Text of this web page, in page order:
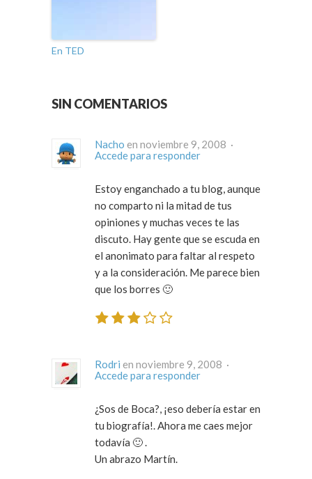
En TED
SIN COMENTARIOS
Nacho
en noviembre 9, 2008 ·
Accede para responder
Estoy enganchado a tu blog, aunque
no comparto ni la mitad de tus
opiniones y muchas veces te las
discuto. Hay gente que se escuda en
el anonimato para faltar al respeto
y a la consideración. Me parece bien
que los borres 🙂
Rodri
en noviembre 9, 2008 ·
Accede para responder
¿Sos de Boca?, ¡eso debería estar en
tu biografía!. Ahora me caes mejor
todavía 🙂 .
Un abrazo Martín.